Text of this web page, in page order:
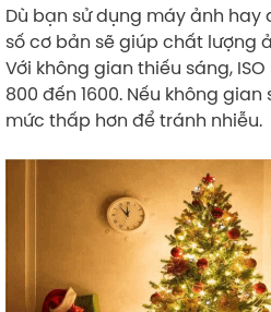
Dù bạn sử dụng máy ảnh hay
số cơ bản sẽ giúp chất lượng
Với không gian thiếu sáng,
800 đến 1600. Nếu không
mức thấp hơn để tránh nhiễu.